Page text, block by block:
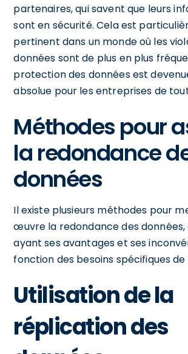
partenaires, qui savent que leurs
sont en sécurité. Cela est
pertinent dans un monde où les
données sont de plus en plus
protection des données est
absolue pour les entreprises de
Méthodes pour
la redondance
données
Il existe plusieurs méthodes pour
œuvre la redondance des
ayant ses avantages et ses
fonction des besoins spécifiques
Utilisation de la
réplication des